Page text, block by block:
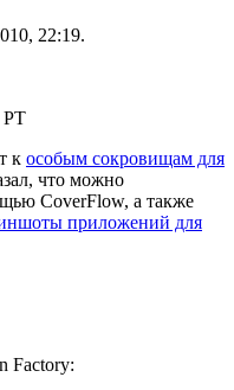
22:19.
к особым сокровищам для
что можно
CoverFlow, а также
приложений для
Factory: